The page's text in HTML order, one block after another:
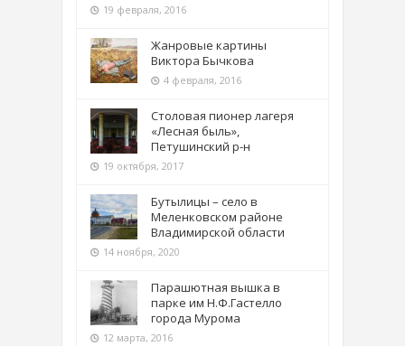
19 февраля, 2016
Жанровые картины
Виктора Бычкова
4 февраля, 2016
Столовая пионер лагеря
«Лесная быль»,
Петушинский р-н
19 октября, 2017
Бутылицы – село в
Меленковском районе
Владимирской области
14 ноября, 2020
Парашютная вышка в
парке им Н.Ф.Гастелло
города Мурома
12 марта, 2016